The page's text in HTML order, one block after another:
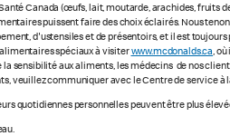
Canada (œufs, lait, moutarde, arachides, fruits
puissent faire des choix éclairés. Nous
d'ustensiles et de présentoirs, et il est
spéciaux à visiterwww.mcdonalds.ca,
sensibilité aux aliments, les médecins de nos
veuillez communiquer avec le Centre de service à
quotidiennes personnelles peuvent être plus